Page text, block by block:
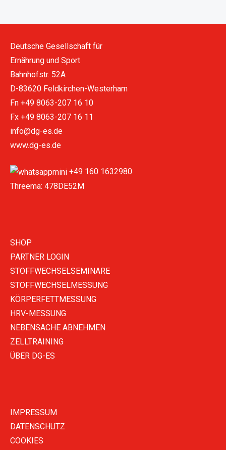
Deutsche Gesellschaft für
Ernährung und Sport
Bahnhofstr. 52A
D-83620 Feldkirchen-Westerham
Fn +49 8063-207 16 10
Fx +49 8063-207 16 11
info@dg-es.de
www.dg-es.de
+49 160 1632980
Threema: 478DE52M
SHOP
PARTNER LOGIN
STOFFWECHSELSEMINARE
STOFFWECHSELMESSUNG
KÖRPERFETTMESSUNG
HRV-MESSUNG
NEBENSACHE ABNEHMEN
ZELLTRAINING
ÜBER DG-ES
IMPRESSUM
DATENSCHUTZ
COOKIES